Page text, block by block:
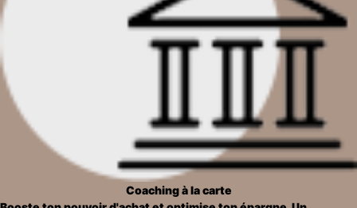
Coaching à la carte